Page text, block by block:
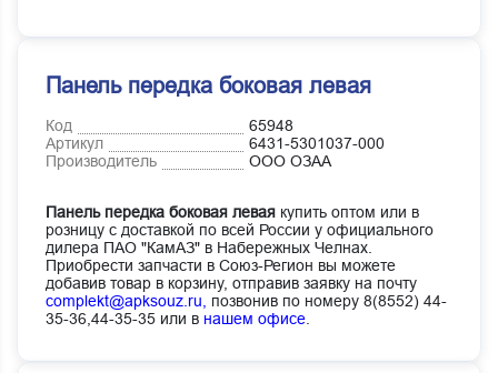
Панель передка боковая левая
Код
65948
Артикул
6431-5301037-000
Производитель
ООО ОЗАА
Панель передка боковая левая купить оптом или в
розницу с доставкой по всей России у официального
дилера ПАО "КамАЗ" в Набережных Челнах.
Приобрести запчасти в Союз-Регион вы можете
добавив товар в корзину, отправив заявку на почту
complekt@apksouz.ru,
позвонив по номеру 8(8552) 44-
35-36,44-35-35 или в нашем офисе